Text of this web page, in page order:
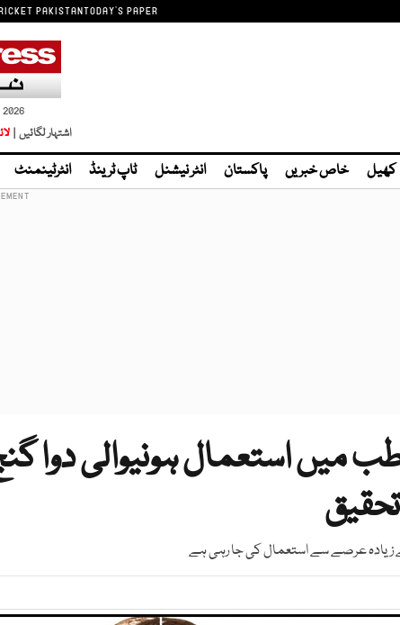
PAKISTANTODAY'S PAPER
2026
اشتہار لگائیں |
کھیل خاص خبریں پاکستان انٹر نیشنل ٹاپ ٹرینڈ انٹرٹینمنٹ
میں استعمال ہونیوالی دوا
زیادہ عرصے سے استعمال کی جا رہی ہے